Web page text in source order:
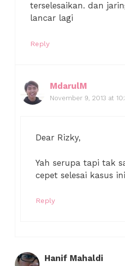
terselesaikan. dan
lancar lagi
Reply
MdarulM
November 9, 2013 at
Dear Rizky,
Yah serupa tapi tak
cepet selesai kasus
Reply
Hanif Mahaldi